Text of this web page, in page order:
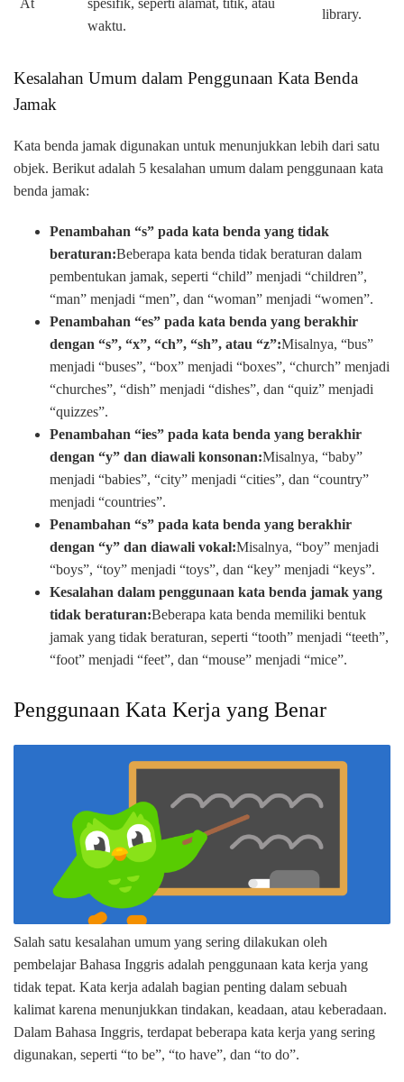
At
spesifik, seperti alamat, titik, atau
waktu.
library.
Kesalahan Umum dalam Penggunaan Kata Benda
Jamak
Kata benda jamak digunakan untuk menunjukkan lebih dari satu
objek. Berikut adalah 5 kesalahan umum dalam penggunaan kata
benda jamak:
Penambahan “s” pada kata benda yang tidak
beraturan:Beberapa kata benda tidak beraturan dalam
pembentukan jamak, seperti “child” menjadi “children”,
“man” menjadi “men”, dan “woman” menjadi “women”.
Penambahan “es” pada kata benda yang berakhir
dengan “s”, “x”, “ch”, “sh”, atau “z”:Misalnya, “bus”
menjadi “buses”, “box” menjadi “boxes”, “church” menjadi
“churches”, “dish” menjadi “dishes”, dan “quiz” menjadi
“quizzes”.
Penambahan “ies” pada kata benda yang berakhir
dengan “y” dan diawali konsonan:Misalnya, “baby”
menjadi “babies”, “city” menjadi “cities”, dan “country”
menjadi “countries”.
Penambahan “s” pada kata benda yang berakhir
dengan “y” dan diawali vokal:Misalnya, “boy” menjadi
“boys”, “toy” menjadi “toys”, dan “key” menjadi “keys”.
Kesalahan dalam penggunaan kata benda jamak yang
tidak beraturan:Beberapa kata benda memiliki bentuk
jamak yang tidak beraturan, seperti “tooth” menjadi “teeth”,
“foot” menjadi “feet”, dan “mouse” menjadi “mice”.
Penggunaan Kata Kerja yang Benar
Salah satu kesalahan umum yang sering dilakukan oleh
pembelajar Bahasa Inggris adalah penggunaan kata kerja yang
tidak tepat. Kata kerja adalah bagian penting dalam sebuah
kalimat karena menunjukkan tindakan, keadaan, atau keberadaan.
Dalam Bahasa Inggris, terdapat beberapa kata kerja yang sering
digunakan, seperti “to be”, “to have”, dan “to do”.